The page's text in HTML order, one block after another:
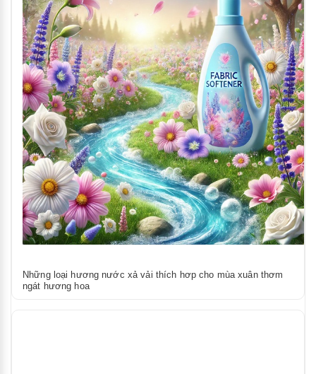
Những loại hương nước xả vải thích hơp cho mùa xuân thơm
ngát hương hoa